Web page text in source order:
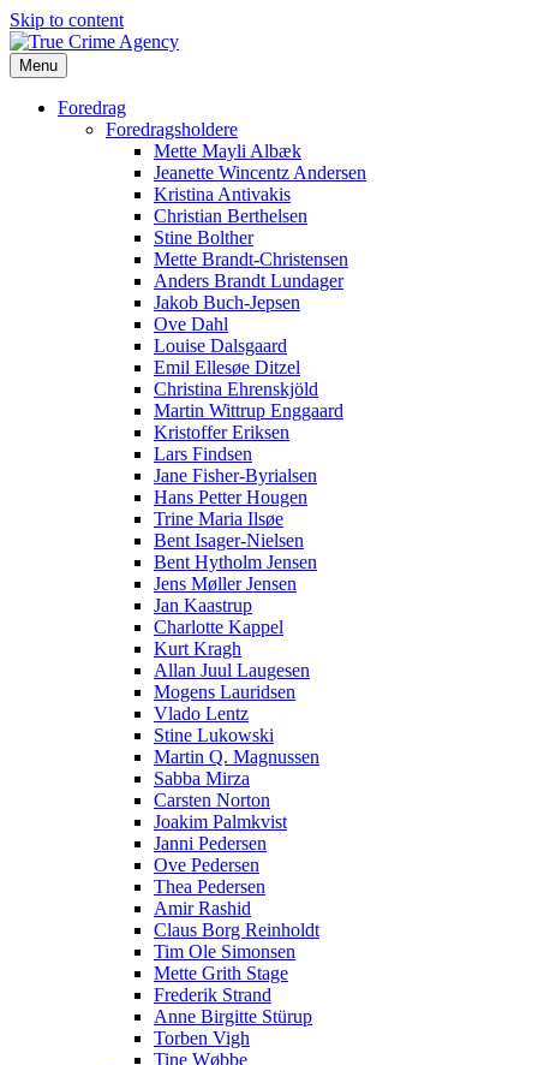
Skip to content
Menu
Foredrag
Foredragsholdere
Mette Mayli Albæk
Jeanette Wincentz Andersen
Kristina Antivakis
Christian Berthelsen
Stine Bolther
Mette Brandt-Christensen
Anders Brandt Lundager
Jakob Buch-Jepsen
Ove Dahl
Louise Dalsgaard
Emil Ellesøe Ditzel
Christina Ehrenskjöld
Martin Wittrup Enggaard
Kristoffer Eriksen
Lars Findsen
Jane Fisher-Byrialsen
Hans Petter Hougen
Trine Maria Ilsøe
Bent Isager-Nielsen
Bent Hytholm Jensen
Jens Møller Jensen
Jan Kaastrup
Charlotte Kappel
Kurt Kragh
Allan Juul Laugesen
Mogens Lauridsen
Vlado Lentz
Stine Lukowski
Martin Q. Magnussen
Sabba Mirza
Carsten Norton
Joakim Palmkvist
Janni Pedersen
Ove Pedersen
Thea Pedersen
Amir Rashid
Claus Borg Reinholdt
Tim Ole Simonsen
Mette Grith Stage
Frederik Strand
Anne Birgitte Stürup
Torben Vigh
Tine Wøbbe